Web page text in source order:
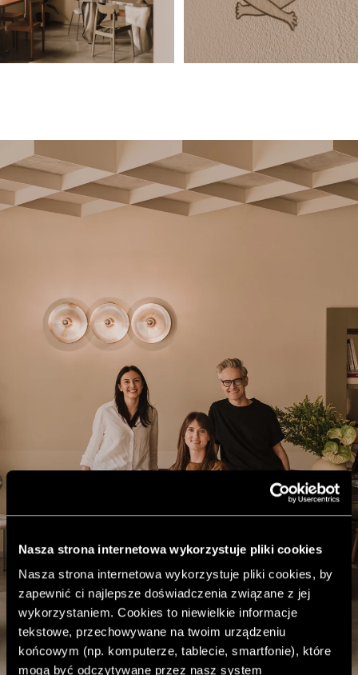
Nasza strona internetowa wykorzystuje pliki cookies
Nasza strona internetowa wykorzystuje pliki cookies, by
zapewnić ci najlepsze doświadczenia związane z jej
wykorzystaniem. Cookies to niewielkie informacje
tekstowe, przechowywane na twoim urządzeniu
końcowym (np. komputerze, tablecie, smartfonie), które
mogą być odczytywane przez nasz system